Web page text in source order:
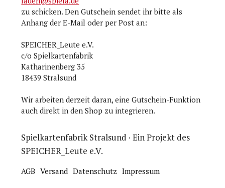
zu schicken. Den Gutschein sendet ihr bitte als
Anhang der E-Mail oder per Post an:
SPEICHER_Leute e.V.
c/o Spielkartenfabrik
Katharinenberg 35
18439 Stralsund
Wir arbeiten derzeit daran, eine Gutschein-Funktion
auch direkt in den Shop zu integrieren.
Spielkartenfabrik Stralsund · Ein Projekt des
SPEICHER_Leute e.V.
AGB Versand Datenschutz Impressum